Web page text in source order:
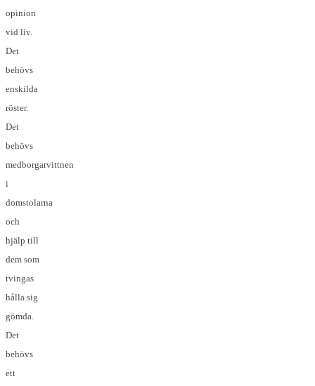
opinion
vid liv.
Det
behövs
enskilda
röster.
Det
behövs
medborgarvittnen
i
domstolarna
och
hjälp till
dem som
tvingas
hålla sig
gömda.
Det
behövs
ett